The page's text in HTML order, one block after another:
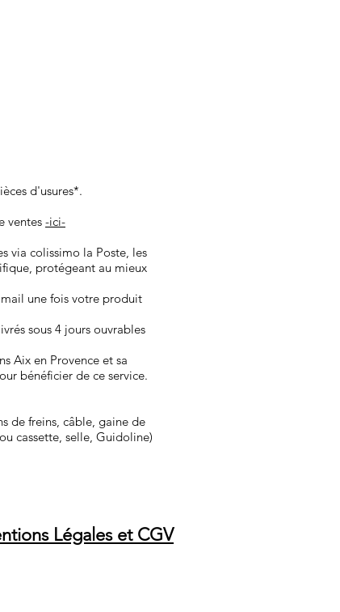
d'usures*.
ventes -ici-
via colissimo la Poste, les
protégeant au mieux
une fois votre produit
sous 4 jours ouvrables
Aix en Provence et sa
bénéficier de ce service.
de freins, câble, gaine de
cassette, selle, Guidoline)
Légales et CGV